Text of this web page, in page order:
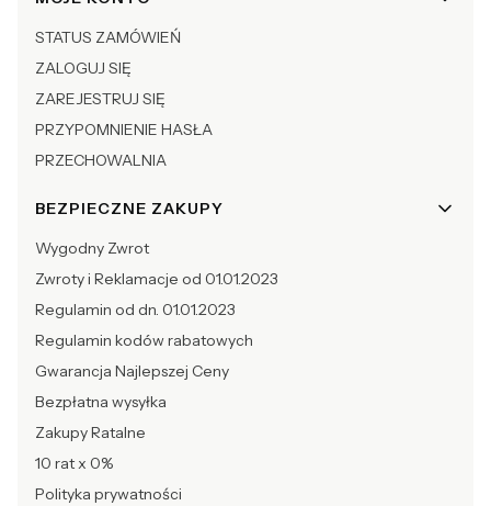
STATUS ZAMÓWIEŃ
ZALOGUJ SIĘ
ZAREJESTRUJ SIĘ
PRZYPOMNIENIE HASŁA
PRZECHOWALNIA
BEZPIECZNE ZAKUPY
Wygodny Zwrot
Zwroty i Reklamacje od 01.01.2023
Regulamin od dn. 01.01.2023
Regulamin kodów rabatowych
Gwarancja Najlepszej Ceny
Bezpłatna wysyłka
Zakupy Ratalne
10 rat x 0%
Polityka prywatności